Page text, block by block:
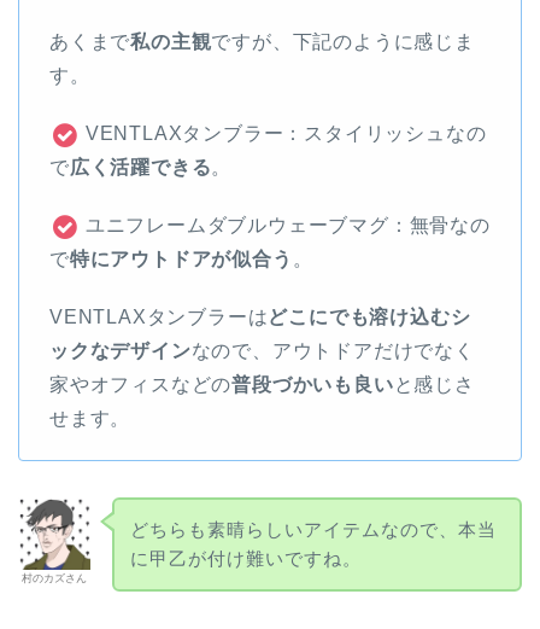
あくまで私の主観ですが、下記のように感じま
す。
VENTLAXタンブラー：スタイリッシュなの
で広く活躍できる。
ユニフレームダブルウェーブマグ：無骨なの
で特にアウトドアが似合う 。
VENTLAXタンブラーはどこにでも溶け込むシ
ックなデザインなので、アウトドアだけでなく
家やオフィスなどの普段づかいも良い と感じさ
せます。
村のカズさん
どちらも素晴らしいアイテムなので、本当
に甲乙が付け難いですね。